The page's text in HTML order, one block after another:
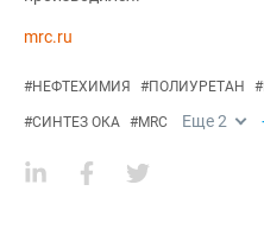
mrc.ru
#НЕФТЕХИМИЯ #ПОЛИУРЕТАН #
#СИНТЕЗ ОКА #MRC Еще2